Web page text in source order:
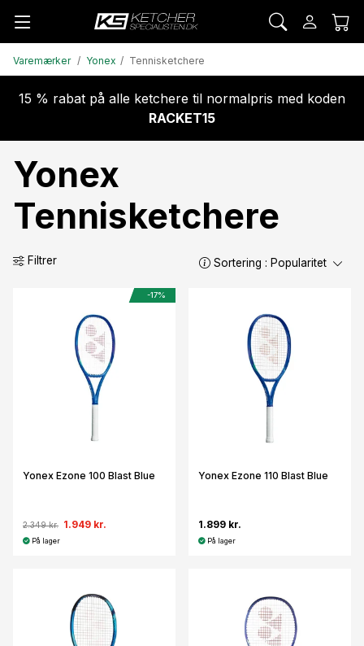
Varemærker Yonex Tennisketchere
15 % rabat på alle ketchere til normalpris med koden
RACKET15
Yonex
Tennisketchere
Filtrer Sortering : Popularitet
-17%
Yonex Ezone 100 Blast Blue
2.349 kr. 1.949 kr.
På lager
Yonex Ezone 110 Blast Blue
1.899 kr.
På lager